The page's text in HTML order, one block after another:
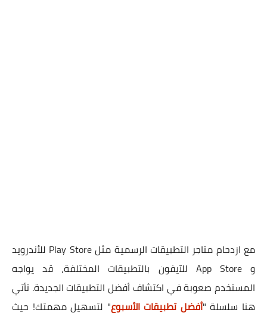
مع ازدحام متاجر التطبيقات الرسمية مثل Play Store للأندرويد
و App Store للآيفون بالتطبيقات المختلفة، قد يواجه
المستخدم صعوبة في اكتشاف أفضل التطبيقات الجديدة. تأتي
هنا سلسلة "أفضل تطبيقات الأسبوع" لتسهيل مهمتك! حيث